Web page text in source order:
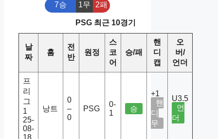
7승 1무 2패
PSG 최근 10경기
날
짜
홈
전
반
원정
스
코
어
승/패
핸
디
캡
오
버/
언더
프
리
그
1
25-
08-
18
낭트
0
–
0
PSG
0-
1
승
+1
핸
디
무
U3.5
언
더